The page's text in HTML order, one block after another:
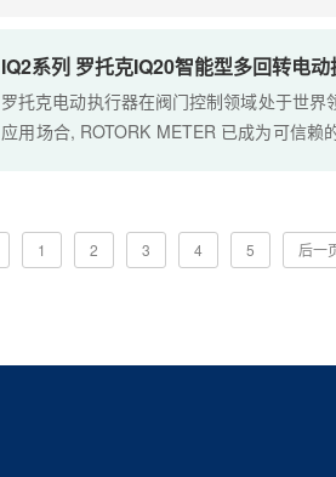
IQ2系列 罗托克IQ20智能型多回转电
罗托克电动执行器在阀门控制领域处于世
应用场合, ROTORK METER 已成为可信
1 2 3 4 5 后一